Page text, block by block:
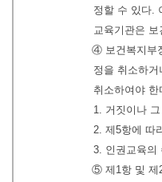
정할 수 있다.
교육기관은
④ 보건복지부
정을 취소하
취소하여야 한
1. 거짓이나
2. 제5항에 따
3. 인권교육의
⑤ 제1항 및 제